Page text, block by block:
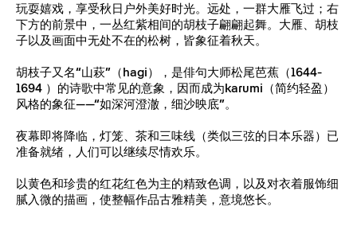
玩耍嬉戏，享受秋日户外美好时光。远处，一群大雁飞过；右
下方的前景中，一丛红紫相间的胡枝子翩翩起舞。大雁、胡枝
子以及画面中无处不在的松树，皆象征着秋天。
胡枝子又名“山萩”（hagi），是俳句大师松尾芭蕉（1644-
1694 ）的诗歌中常见的意象，因而成为karumi（简约轻盈）
风格的象征——“如深河澄澈，细沙映底”。
夜幕即将降临，灯笼、茶和三味线（类似三弦的日本乐器）已
准备就绪，人们可以继续尽情欢乐。
以黄色和珍贵的红花红色为主的精致色调，以及对衣着服饰细
腻入微的描画，使整幅作品古雅精美，意境悠长。